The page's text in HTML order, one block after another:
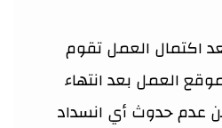
اكتمال العمل تقوم
العمل بعد انتهاء
عدم حدوث أي انسداد